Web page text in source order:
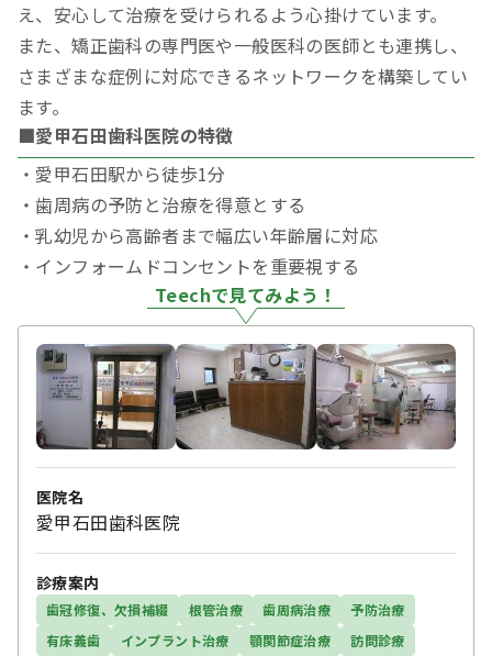
え、安心して治療を受けられるよう心掛けています。
また、矯正歯科の専門医や一般医科の医師とも連携し、
さまざまな症例に対応できるネットワークを構築してい
ます。
■愛甲石田歯科医院の特徴
・愛甲石田駅から徒歩1分
・歯周病の予防と治療を得意とする
・乳幼児から高齢者まで幅広い年齢層に対応
・インフォームドコンセントを重要視する
Teechで見てみよう！
医院名
愛甲石田歯科医院
診療案内
歯冠修復、欠損補綴 根管治療 歯周病治療
予防治療
有床義歯
インプラント治療 顎関節症治療 訪問診療